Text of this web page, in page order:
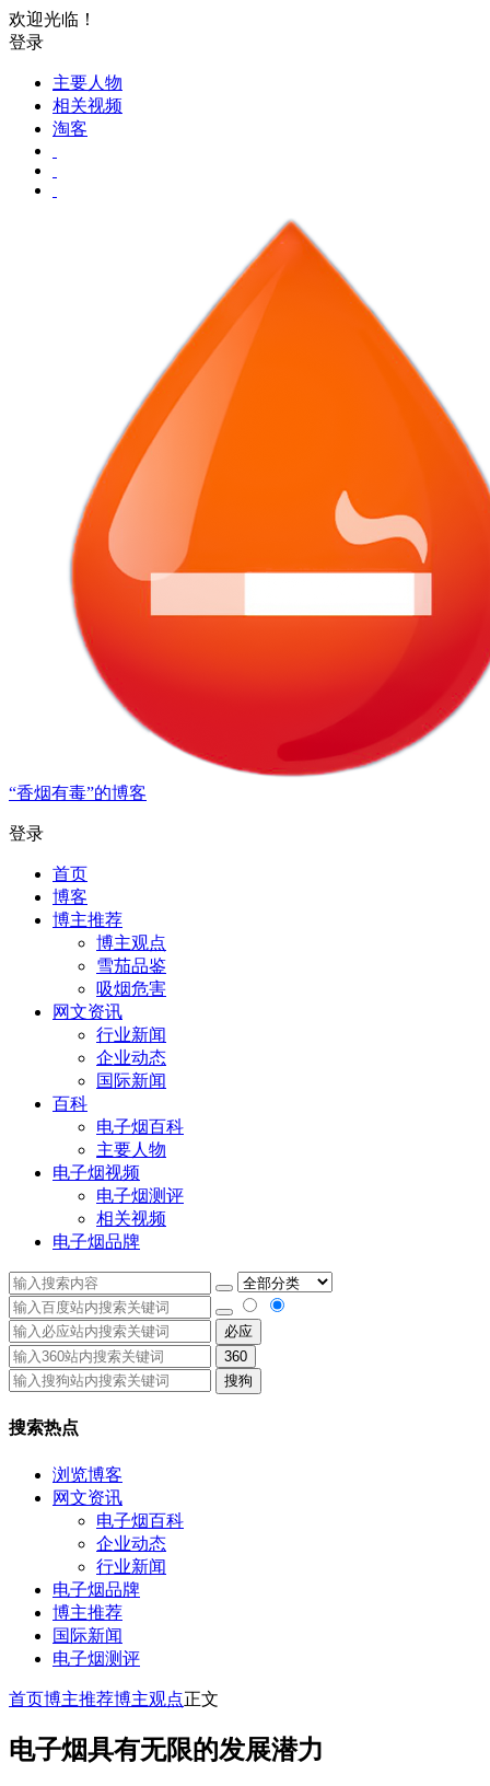
欢迎光临！
登录
主要人物
相关视频
淘客
“香烟有毒”的博客
登录
首页
博客
博主推荐
博主观点
雪茄品鉴
吸烟危害
网文资讯
行业新闻
企业动态
国际新闻
百科
电子烟百科
主要人物
电子烟视频
电子烟测评
相关视频
电子烟品牌
必应
360
搜狗
搜索热点
浏览博客
网文资讯
电子烟百科
企业动态
行业新闻
电子烟品牌
博主推荐
国际新闻
电子烟测评
首页博主推荐博主观点正文
电子烟具有无限的发展潜力